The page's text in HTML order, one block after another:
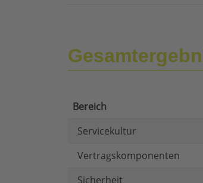
Bereich
Servicekultur
Vertragskomponenten
Sicherheit